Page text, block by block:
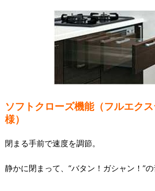
ソフトクローズ機能（フルエク
様）
閉まる手前で速度を調節。
静かに閉まって、“バタン！ガシャン！”の